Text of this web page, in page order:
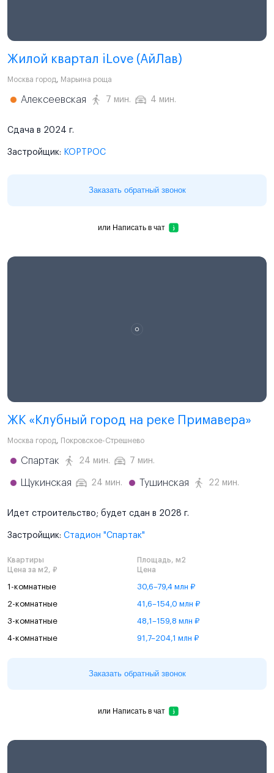
Жилой квартал iLove (АйЛав)
Москва город, Марьина роща
Алексеевская 7 мин. 4 мин.
Сдача в 2024 г.
Застройщик: КОРТРОС
Заказать обратный звонок
или Написать в чат
ЖК «Клубный город на реке Примавера»
Москва город, Покровское-Стрешнево
Спартак 24 мин. 7 мин.
Щукинская 24 мин. Тушинская 22 мин.
Идет строительство; будет сдан в 2028 г.
Застройщик: Стадион "Спартак"
Квартиры
Площадь, м2
Цена за м2, ₽
Цена
1-комнатные 30,6–79,4 млн ₽
2-комнатные 41,6–154,0 млн ₽
3-комнатные 48,1–159,8 млн ₽
4-комнатные 91,7–204,1 млн ₽
Заказать обратный звонок
или Написать в чат